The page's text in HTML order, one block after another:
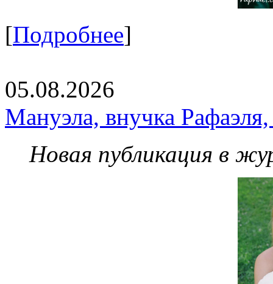
[Подробнее]
05.08.2026
Мануэла, внучка
Новая публикация в